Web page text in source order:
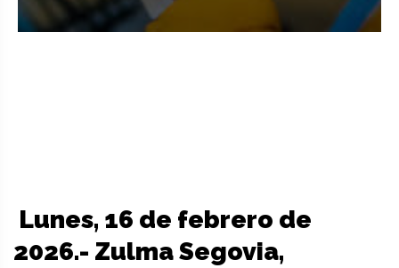
Lunes, 16 de febrero de
2026.- Zulma Segovia,